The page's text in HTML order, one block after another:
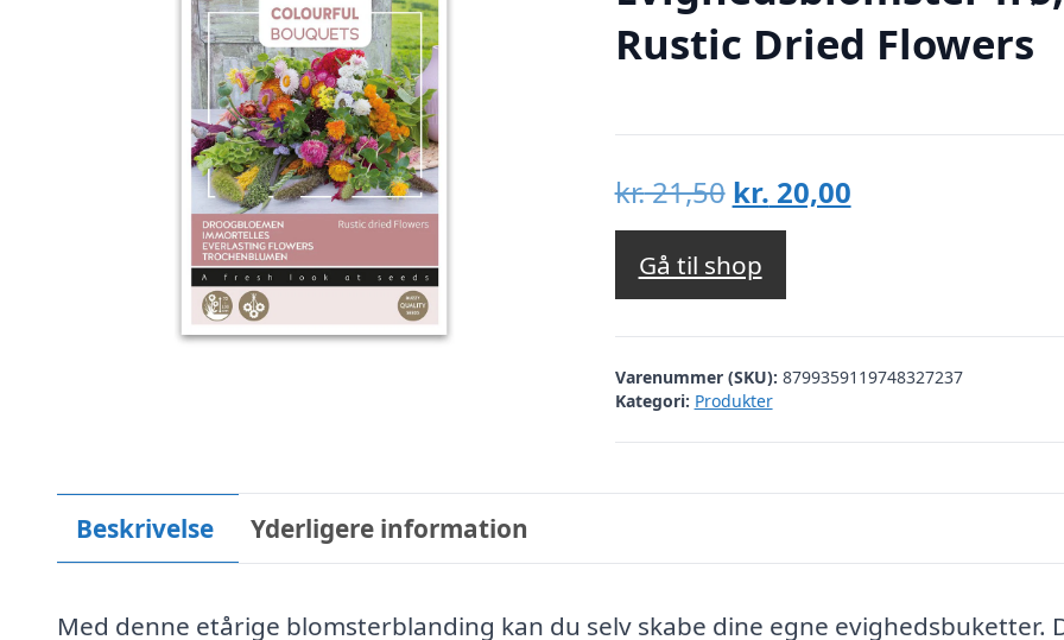
Rustic Dried Flowers
kr.21,50 Den
oprindelige
pris
var:
kr. 21,50.
kr. 20,00Den
kr. 20,00.
Gå til shop
Varenummer (SKU): 8799359119748327237
Kategori: Produkter
Beskrivelse Yderligere information
Med denne etårige blomsterblanding kan du selv skabe dine egne evighedsbuketter.